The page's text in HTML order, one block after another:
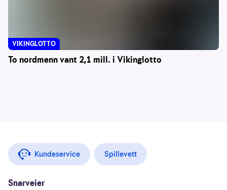
To nordmenn vant 2,1 mill. i Vikinglotto
VIKINGLOTTO
Kundeservice Spillevett
Snarveier